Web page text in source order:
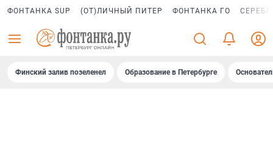
ФОНТАНКА SUP (ОТ)ЛИЧНЫЙ ПИТЕР ФОНТАНКА ГО
Финский залив позеленел Образование в Петербурге